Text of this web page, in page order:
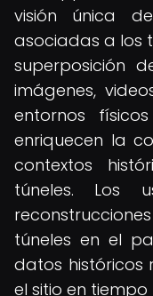
visión única
asociadas a los
superposición
imágenes,
entornos
enriquecen la
contextos
túneles. Los
túneles en el
datos históricos
el sitio en tiempo